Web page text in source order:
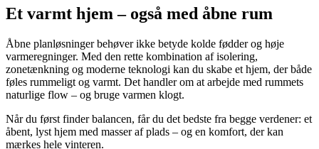
Et varmt hjem – også med åbne rum
Åbne planløsninger behøver ikke betyde kolde fødder og høje
varmeregninger. Med den rette kombination af isolering,
zonetænkning og moderne teknologi kan du skabe et hjem, der både
føles rummeligt og varmt. Det handler om at arbejde med rummets
naturlige flow – og bruge varmen klogt.
Når du først finder balancen, får du det bedste fra begge verdener: et
åbent, lyst hjem med masser af plads – og en komfort, der kan
mærkes hele vinteren.